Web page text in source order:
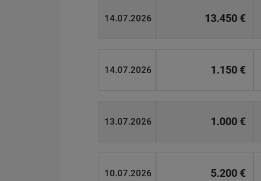
14.07.2026 13.450 €
14.07.2026 1.150 €
13.07.2026 1.000 €
10.07.2026 5.200 €